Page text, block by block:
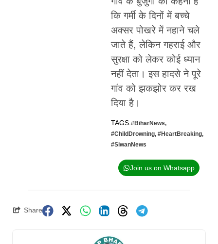
कि गर्मी के दिनों में बच्चे
अक्सर पोखरे में नहाने चले
जाते हैं, लेकिन गहराई और
सुरक्षा को लेकर कोई ध्यान
नहीं देता। इस हादसे ने पूरे
गांव को झकझोर कर रख
दिया है।
TAGS:#BiharNews,
#ChildDrowning, #HeartBreaking,
#SiwanNews
Join us on Whatsapp
Share